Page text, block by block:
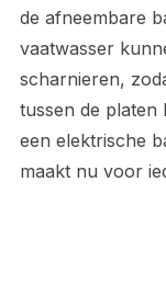
de afneembare
vaatwasser
scharnieren,
tussen de platen
een elektrische
maakt nu voor